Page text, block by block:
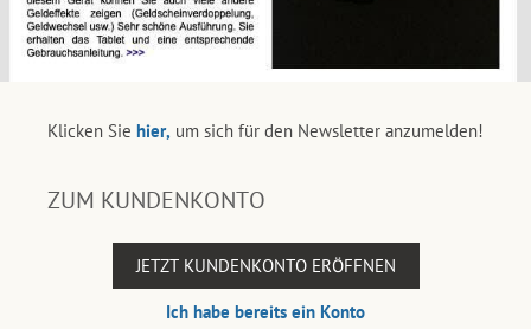
Klicken Sie hier, um sich für den Newsletter anzumelden!
ZUM KUNDENKONTO
JETZT KUNDENKONTO ERÖFFNEN
Ich habe bereits ein Konto